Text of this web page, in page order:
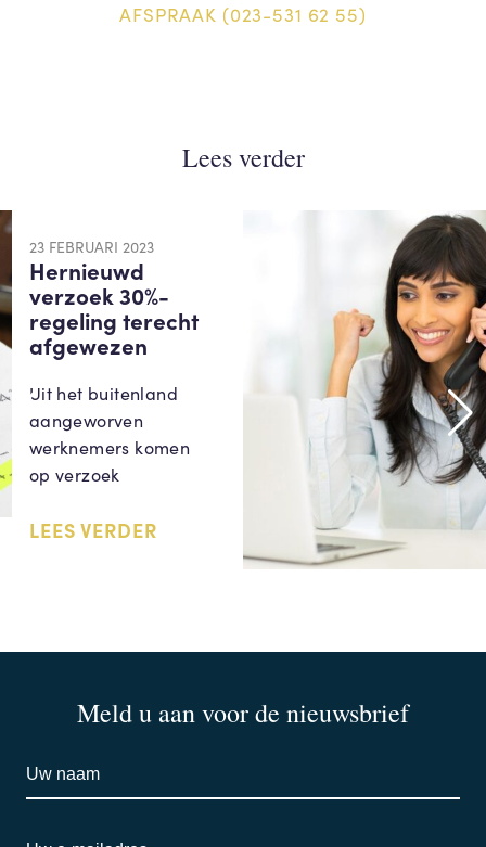
AFSPRAAK (023-531 62 55)
Lees verder
23 FEBRUARI 2023
Hernieuwd
verzoek 30%-
regeling terecht
afgewezen
Uit het buitenland
aangeworven
werknemers komen
op verzoek
LEES VERDER
Meld u aan voor de nieuwsbrief